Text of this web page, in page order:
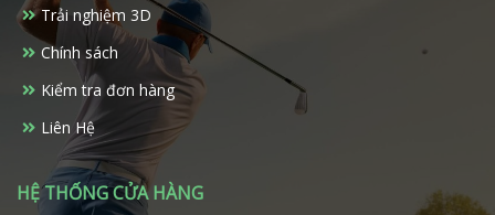
Trải nghiệm 3D
Chính sách
Kiểm tra đơn hàng
Liên Hệ
HỆ THỐNG CỬA HÀNG